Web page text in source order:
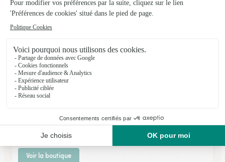
Amel’lys
★★★★★4.6 (78)
18 avenue du général Leclerc
Voir la boutique